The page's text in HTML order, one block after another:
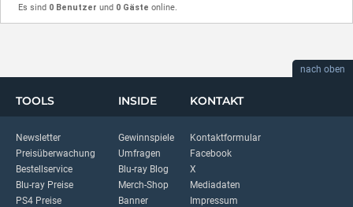
Es sind 0 Benutzer und 0 Gäste online.
nach oben
TOOLS
Newsletter
Preisüberwachung
Bestellservice
Blu-ray Preise
PS4 Preise
INSIDE
Gewinnspiele
Umfragen
Blu-ray Blog
Merch-Shop
Banner
KONTAKT
Kontaktformular
Facebook
X
Mediadaten
Impressum